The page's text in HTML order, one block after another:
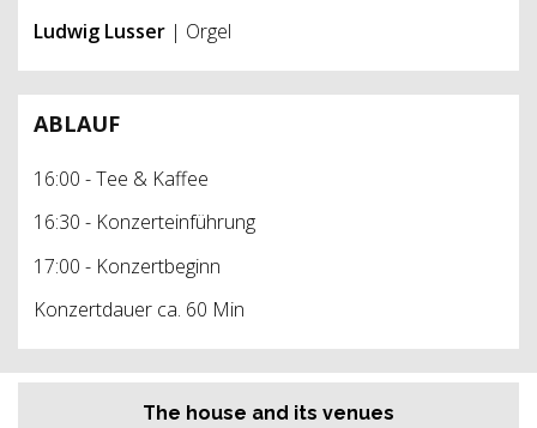
Ludwig Lusser | Orgel
ABLAUF
16:00 - Tee & Kaffee
16:30 - Konzerteinführung
17:00 - Konzertbeginn
Konzertdauer ca. 60 Min
The house and its venues